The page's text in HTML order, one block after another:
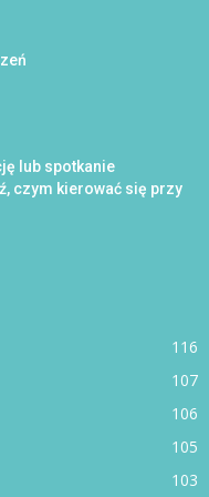
lub spotkanie
czym kierować się przy
116
107
106
105
103